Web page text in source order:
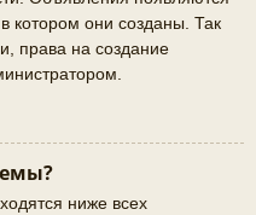
котором они созданы. Так
права на создание
ниже всех